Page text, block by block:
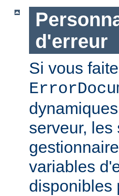
d'erreur
Si vous
serveur, les
variables
disponibles